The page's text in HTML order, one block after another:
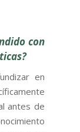
con
en
antes de